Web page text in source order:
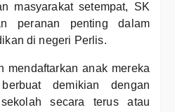
masyarakat setempat, SK
peranan penting dalam
di negeri Perlis.
mendaftarkan anak mereka
demikian dengan
secara terus atau